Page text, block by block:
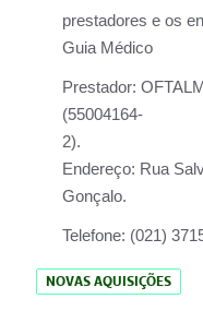
prestadores e os
Guia Médico
Prestador:
(55004164-
Endereço: Rua
Gonçalo.
Telefone: (021)
NOVAS AQUISIÇÕES